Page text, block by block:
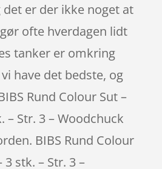
er der ikke noget at
ofte hverdagen lidt
tanker er omkring
have det bedste, og
Rund Colour Sut –
– Str. 3 – Woodchuck
BIBS Rund Colour
3 stk. – Str. 3 –